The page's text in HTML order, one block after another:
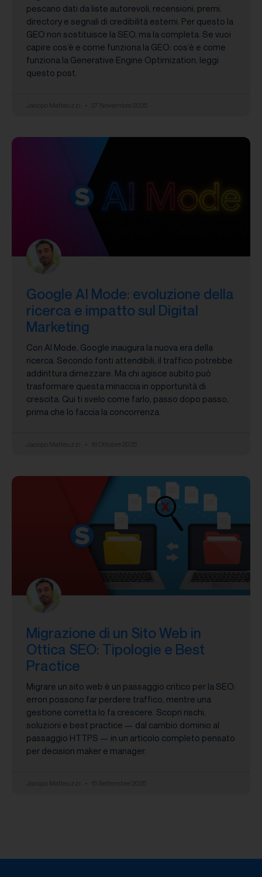
pescano dati da liste autorevoli, recensioni, premi,
directory e segnali di credibilità esterni. Per questo la
GEO non sostituisce la SEO, ma la completa. Se vuoi
capire cos’è e come funziona la GEO: cos’è e come
funziona la Generative Engine Optimization, leggi
questo post.
Google AI Mode: evoluzione della
ricerca e impatto sul Digital
Marketing
Con AI Mode, Google inaugura la nuova era della
ricerca. Secondo fonti attendibili, il traffico potrebbe
addirittura dimezzare. Ma chi agisce subito può
trasformare questa minaccia in opportunità di
crescita. Qui ti svelo come farlo, passo dopo passo,
prima che lo faccia la concorrenza.
Migrazione di un Sito Web in
Ottica SEO: Tipologie e Best
Practice
Migrare un sito web è un passaggio critico per la SEO:
errori possono far perdere traffico, mentre una
gestione corretta lo fa crescere. Scopri rischi,
soluzioni e best practice — dal cambio dominio al
passaggio HTTPS — in un articolo completo pensato
per decision maker e manager.